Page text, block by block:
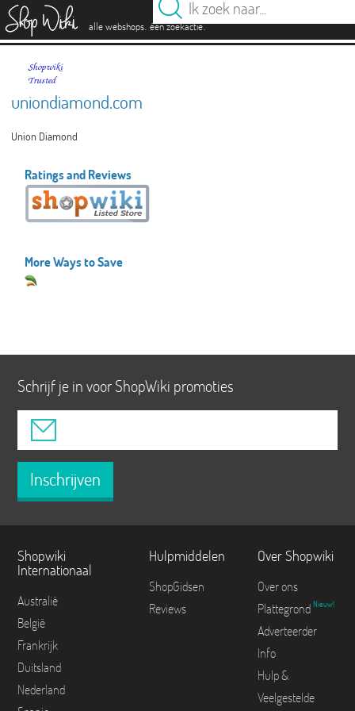
alle webshops. één zoekactie.
uniondiamond.com
Union Diamond
Ratings and Reviews
More Ways to Save
Schrijf je in voor ShopWiki promoties
Inschrijven
Shopwiki
Internationaal
Australië
België
Frankrijk
Duitsland
Nederland
Hulpmiddelen
ShopGidsen
Reviews
Over Shopwiki
Over ons
Plattegrond Nieuw!
Adverteerder
Info
Hulp &
Veelgestelde